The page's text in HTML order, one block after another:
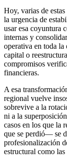
Hoy, varias de
la urgencia de
usar esa coyuntura
internas y
operativa en toda
capital o
compromisos
financieras.
A esa
regional vuelve
sobrevive a la
ni a la
casos en los que la
que se perdió— se
profesionalización
estructural como